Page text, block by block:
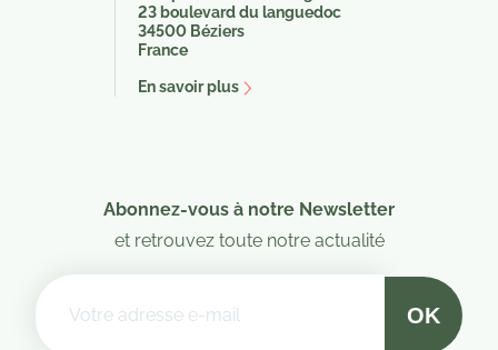
23 boulevard du languedoc
34500 Béziers
France
En savoir plus
Abonnez-vous à notre Newsletter
et retrouvez toute notre actualité